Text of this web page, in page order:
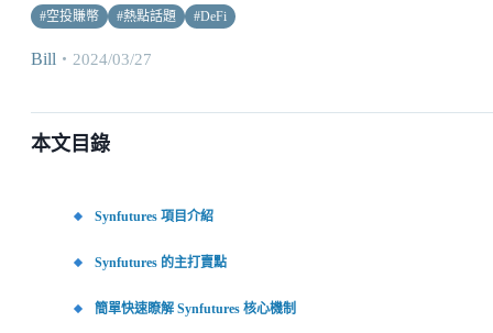
#空投賺幣 #熱點話題 #DeFi
Bill ・ 2024/03/27
本文目錄
Synfutures 項目介紹
Synfutures 的主打賣點
簡單快速瞭解 Synfutures 核心機制